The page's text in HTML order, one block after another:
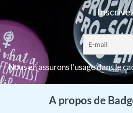
Nous en assurons l’usage dans le
A propos de